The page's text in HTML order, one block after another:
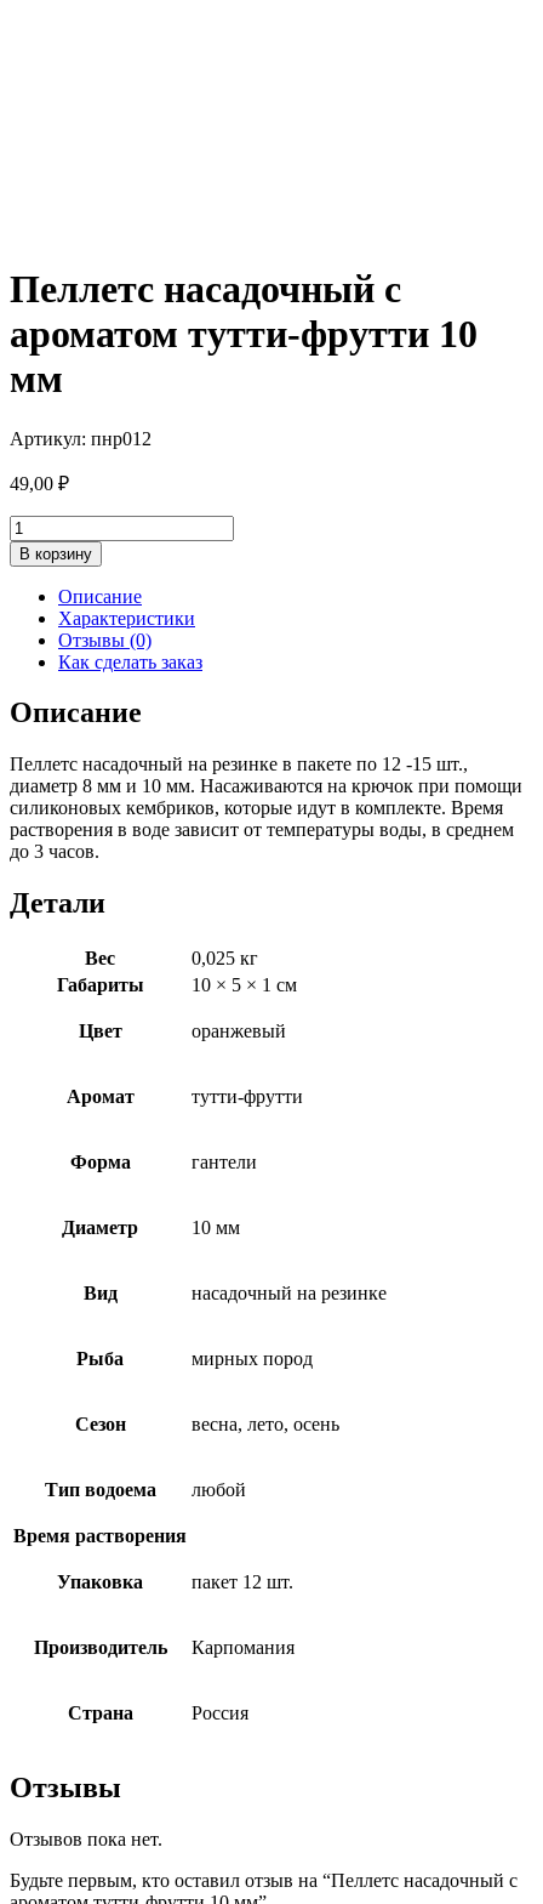
Пеллетс насадочный с
ароматом тутти-фрутти 10
мм
Артикул: пнр012
49,00 ₽
Количество
товара
Пеллетс
насадочный
ароматом
тутти-
фрутти
10
мм
В корзину
Описание
Характеристики
Отзывы (0)
Как сделать заказ
Описание
Пеллетс насадочный на резинке в пакете по 12 -15 шт.,
диаметр 8 мм и 10 мм. Насаживаются на крючок при помощи
силиконовых кембриков, которые идут в комплекте. Время
растворения в воде зависит от температуры воды, в среднем
до 3 часов.
Детали
Вес
0,025 кг
Габариты
10 × 5 × 1 см
Цвет оранжевый
Аромат тутти-фрутти
Форма гантели
Диаметр 10 мм
Вид насадочный на резинке
Рыба мирных пород
Сезон весна, лето, осень
Тип водоема любой
Время растворения
Упаковка пакет 12 шт.
Производитель Карпомания
Страна Россия
Отзывы
Отзывов пока нет.
Будьте первым, кто оставил отзыв на “Пеллетс насадочный с